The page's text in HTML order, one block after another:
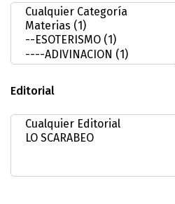
Editorial